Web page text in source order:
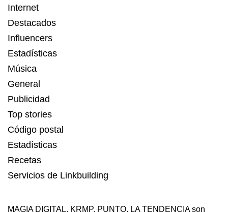
Internet
Destacados
Influencers
Estadísticas
Música
General
Publicidad
Top stories
Código postal
Estadísticas
Recetas
Servicios de Linkbuilding
MAGIA DIGITAL, KRMP, PUNTO, LA TENDENCIAson